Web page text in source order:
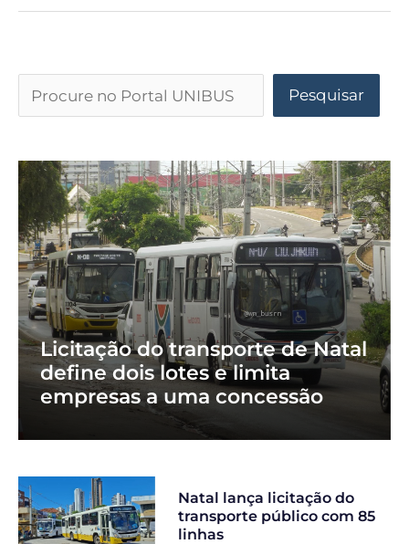
Pesquisar
Licitação do transporte de Natal
define dois lotes e limita
empresas a uma concessão
Natal lança licitação do
transporte público com 85
linhas